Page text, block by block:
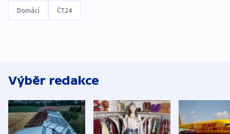
Domácí ČT24
Výběr redakce